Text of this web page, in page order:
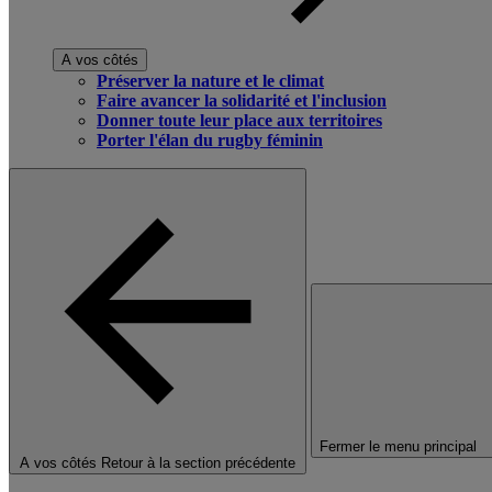
A vos côtés
Préserver la nature et le climat
Faire avancer la solidarité et l'inclusion
Donner toute leur place aux territoires
Porter l'élan du rugby féminin
A vos côtés Retour à la section précédente
Fermer le menu principal